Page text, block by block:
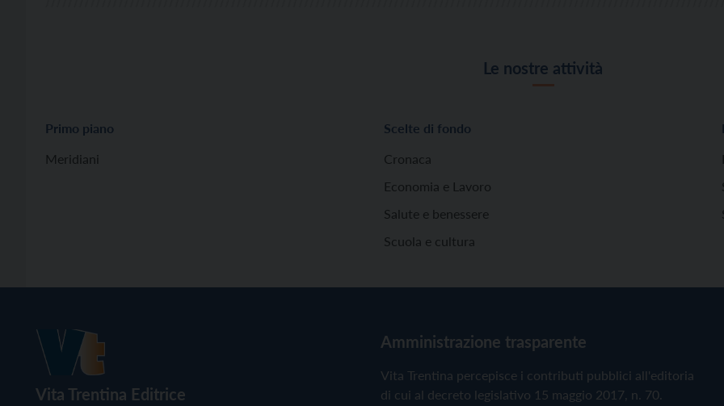
Le nostre attività
Primo piano
Meridiani
Scelte di fondo
Cronaca
Economia e Lavoro
Salute e benessere
Scuola e cultura
Vita Trentina Editrice
Amministrazione trasparente
Vita Trentina percepisce i contributi pubblici all'editoria
di cui al decreto legislativo 15 maggio 2017, n. 70.